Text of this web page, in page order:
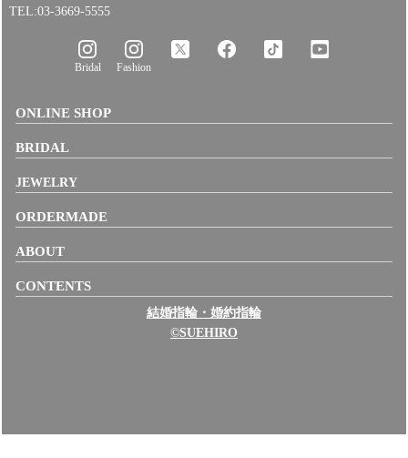
TEL:03-3669-5555
Bridal Fashion
ONLINE SHOP
BRIDAL
JEWELRY
ORDERMADE
ABOUT
CONTENTS
結婚指輪・婚約指輪
©SUEHIRO